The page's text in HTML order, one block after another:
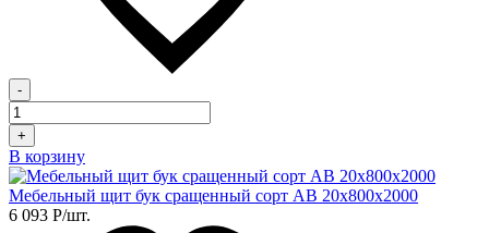
-
+
В корзину
Мебельный щит бук сращенный сорт АВ 20х800х2000
6 093 Р/шт.